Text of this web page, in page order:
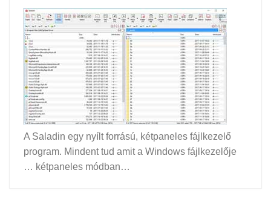
A Saladin egy nyílt forrású, kétpaneles fájlkezelő
program. Mindent tud amit a Windows fájlkezelője
… kétpaneles módban…